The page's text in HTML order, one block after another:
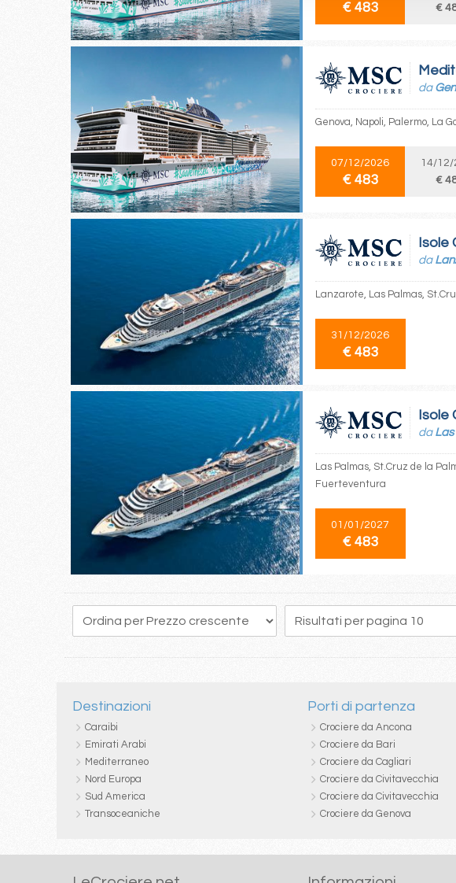
€ 483
€
da
Genova, Napoli, Palermo, La
07/12/2026
€ 483
14/12/
€
Isole
da
Lanzarote, Las Palmas,
31/12/2026
€ 483
Isole
da
Las Palmas, St.Cruz de la
Fuerteventura
01/01/2027
€ 483
55 56 57 58 60 61 62 63
Destinazioni
Caraibi
Emirati Arabi
Mediterraneo
Nord Europa
Sud America
Transoceaniche
Porti di partenza
Crociere da Ancona
Crociere da Bari
Crociere da Cagliari
Crociere da Civitavecchia
Crociere da Civitavecchia
Crociere da Genova